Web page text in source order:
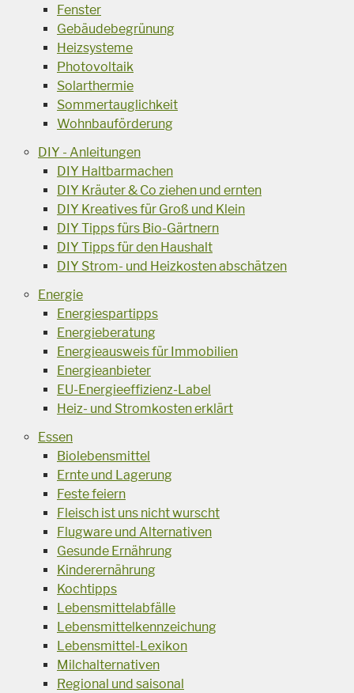
Fenster
Gebäudebegrünung
Heizsysteme
Photovoltaik
Solarthermie
Sommertauglichkeit
Wohnbauförderung
DIY - Anleitungen
DIY Haltbarmachen
DIY Kräuter & Co ziehen und ernten
DIY Kreatives für Groß und Klein
DIY Tipps fürs Bio-Gärtnern
DIY Tipps für den Haushalt
DIY Strom- und Heizkosten abschätzen
Energie
Energiespartipps
Energieberatung
Energieausweis für Immobilien
Energieanbieter
EU-Energieeffizienz-Label
Heiz- und Stromkosten erklärt
Essen
Biolebensmittel
Ernte und Lagerung
Feste feiern
Fleisch ist uns nicht wurscht
Flugware und Alternativen
Gesunde Ernährung
Kinderernährung
Kochtipps
Lebensmittelabfälle
Lebensmittelkennzeichung
Lebensmittel-Lexikon
Milchalternativen
Regional und saisonal